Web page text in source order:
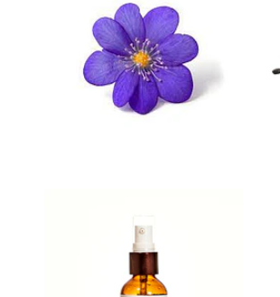
Esencia de
viol...
$3.490
ACEITE